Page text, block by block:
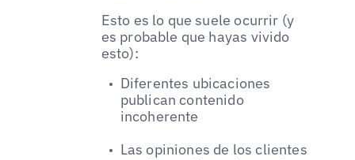
Esto es lo que suele ocurrir (y
es probable que hayas vivido
esto):
Diferentes ubicaciones
publican contenido
incoherente
Las opiniones de los clientes